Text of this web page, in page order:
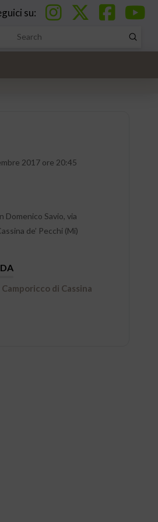
su:
Search
Submit
2017 ore 20:45
Domenico Savio, via
de’ Pecchi (Mi)
di Cassina